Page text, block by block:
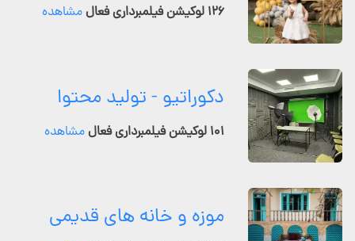
۱۲۶ لوکیشن فیلمبرداری فعال مشاهده
دکوراتیو - تولید محتوا
۱۰۱ لوکیشن فیلمبرداری فعال مشاهده
موزه و خانه های قدیمی